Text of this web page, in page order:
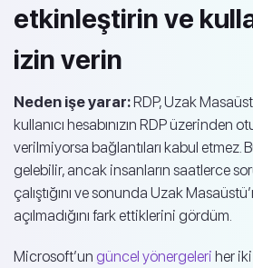
etkinleştirin ve
izin verin
Neden işe yarar:RDP, Uzak
kullanıcı hesabınızın RDP üzerinden
verilmiyorsa bağlantıları kabul etmez.
gelebilir, ancak insanların saatlerce
çalıştığını ve sonunda Uzak
açılmadığını fark ettiklerini gördüm.
Microsoft’un güncel yönergeleri her